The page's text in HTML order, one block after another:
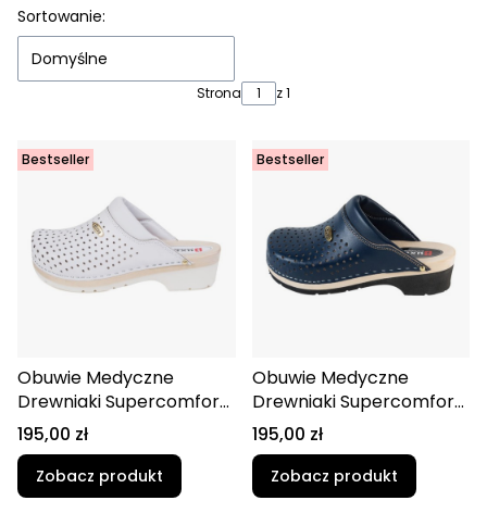
Lista produktów
Sortowanie:
Domyślne
Strona z 1
Bestseller
Obuwie Medyczne
Drewniaki Supercomfort
FPU11 Biały
Cena
195,00 zł
Zobacz produkt
Bestseller
Obuwie Medyczne
Drewniaki Supercomfort
FPU11 Granatowy
Cena
195,00 zł
Zobacz produkt